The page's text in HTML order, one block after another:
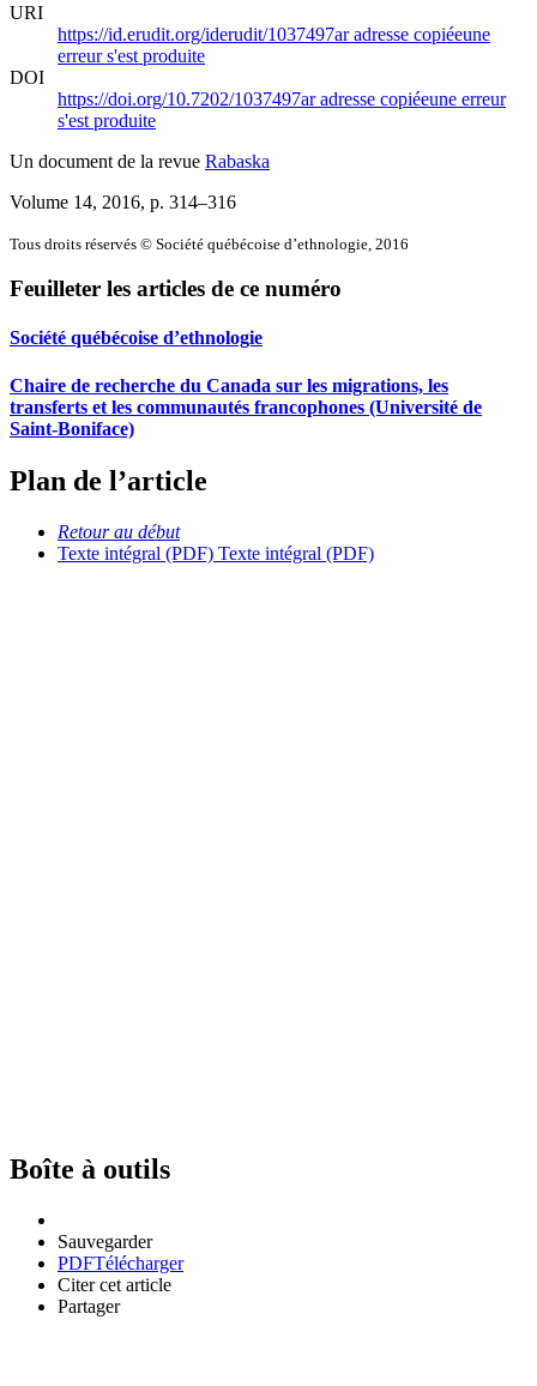
URI
https://id.erudit.org/iderudit/1037497aradresse copiéeune
erreur s'est produite
DOI
https://doi.org/10.7202/1037497aradresse copiéeune erreur
s'est produite
Un document de la revue Rabaska
Volume 14, 2016, p. 314–316
Tous droits réservés © Société québécoise d’ethnologie, 2016
Feuilleter les articles de ce numéro
Société québécoise d’ethnologie
Chaire de recherche du Canada sur les migrations, les
transferts et les communautés francophones (Université de
Saint-Boniface)
Plan de l’article
Retour au début
Texte intégral (PDF) Texte intégral (PDF)
Boîte à outils
Sauvegarder
PDFTélécharger
Citer cet article
Partager